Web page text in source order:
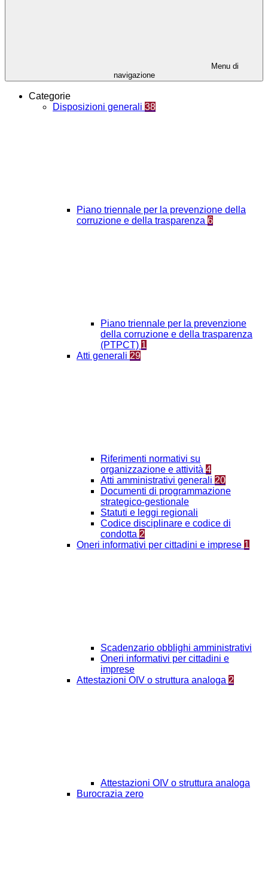
Menu di
navigazione
Categorie
Disposizioni generali 38
Piano triennale per la prevenzione della
corruzione e della trasparenza 6
Piano triennale per la prevenzione
della corruzione e della trasparenza
(PTPCT) 1
Atti generali 29
Riferimenti normativi su
organizzazione e attività 4
Atti amministrativi generali 20
Documenti di programmazione
strategico-gestionale
Statuti e leggi regionali
Codice disciplinare e codice di
condotta 2
Oneri informativi per cittadini e imprese 1
Scadenzario obblighi amministrativi
Oneri informativi per cittadini e
imprese
Attestazioni OIV o struttura analoga 2
Attestazioni OIV o struttura analoga
Burocrazia zero